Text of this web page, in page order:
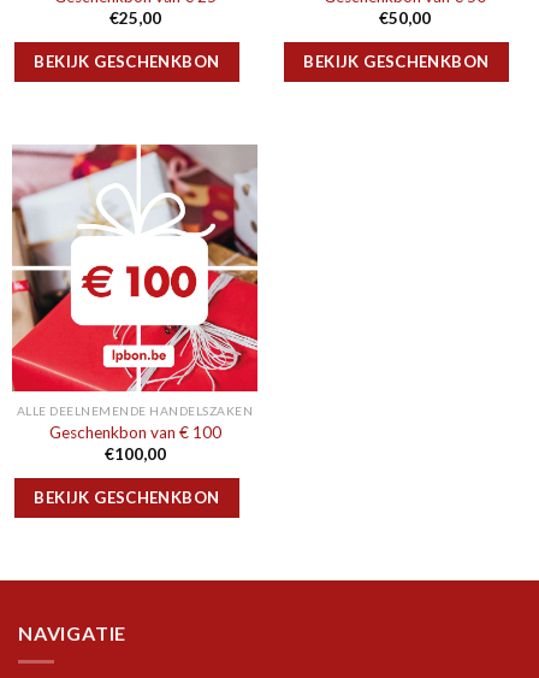
€25,00
BEKIJK GESCHENKBON
€50,00
BEKIJK GESCHENKBON
ALLE DEELNEMENDE HANDELSZAKEN
Geschenkbon van € 100
€100,00
BEKIJK GESCHENKBON
NAVIGATIE